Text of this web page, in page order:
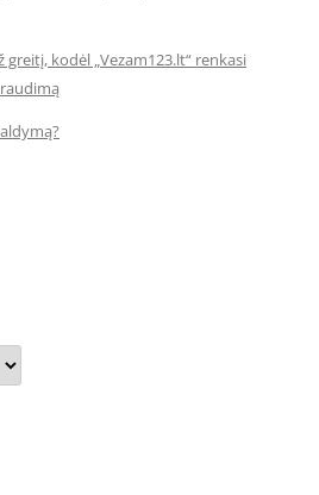
kodėl „Vezam123.lt“ renkasi